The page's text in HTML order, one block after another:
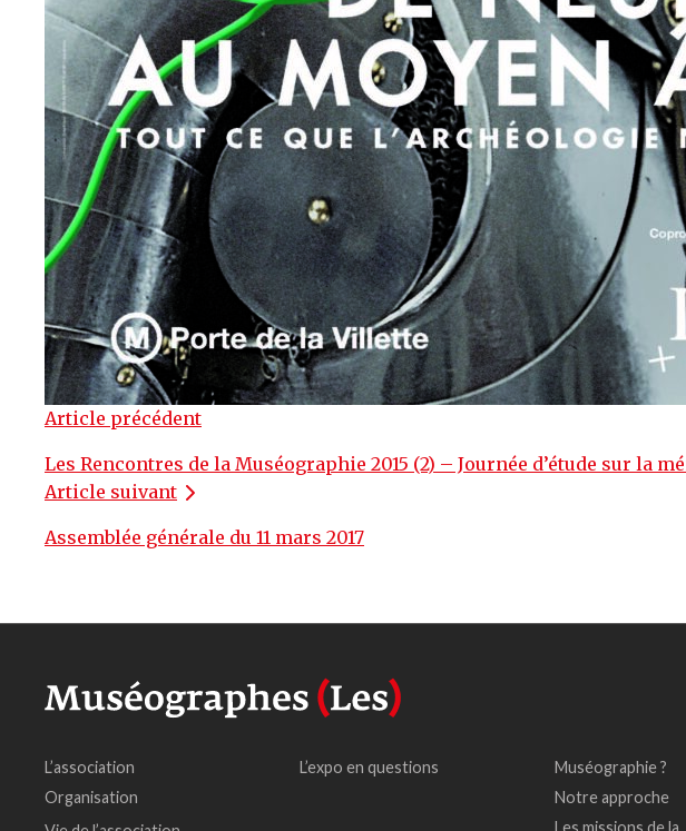
Article précédent
Les Rencontres de la Muséographie 2015 (2) – Journée d’étude sur la
Article suivant
Assemblée générale du 11 mars 2017
L’association
Organisation
L’expo en questions
Muséographie ?
Notre approche